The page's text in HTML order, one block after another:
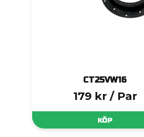
CT25VW16
179 kr / Par
KÖP